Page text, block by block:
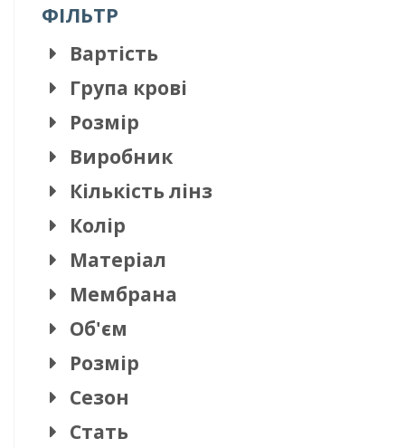
ФІЛЬТР
Вартість
Група крові
Розмір
Виробник
Кількість лінз
Колір
Матеріал
Мембрана
Об'єм
Розмір
Сезон
Стать